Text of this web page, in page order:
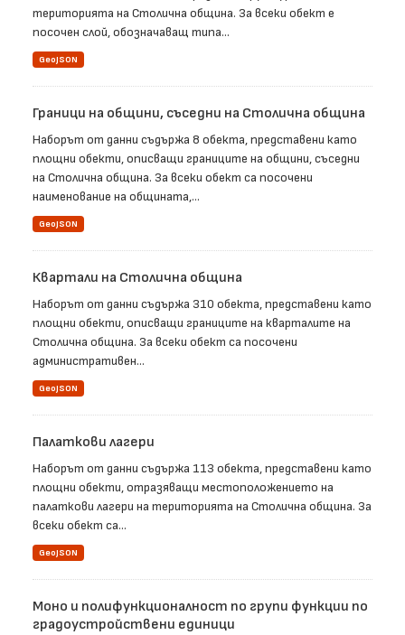
територията на Столична община. За всеки обект е
посочен слой, обозначаващ типа...
GeoJSON
Граници на общини, съседни на Столична община
Наборът от данни съдържа 8 обекта, представени като
площни обекти, описващи границите на общини, съседни
на Столична община. За всеки обект са посочени
наименование на общината,...
GeoJSON
Квартали на Столична община
Наборът от данни съдържа 310 обекта, представени като
площни обекти, описващи границите на кварталите на
Столична община. За всеки обект са посочени
административен...
GeoJSON
Палаткови лагери
Наборът от данни съдържа 113 обекта, представени като
площни обекти, отразяващи местоположението на
палаткови лагери на територията на Столична община. За
всеки обект са...
GeoJSON
Моно и полифункционалност по групи функции по
градоустройствени единици